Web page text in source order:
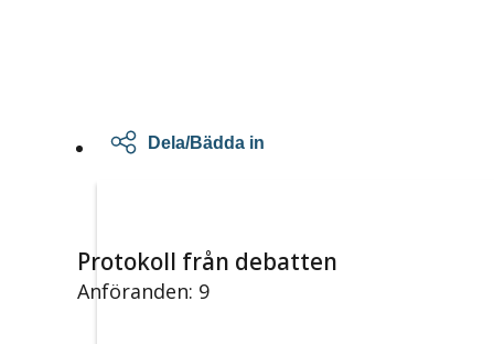
Dela/Bädda in
Protokoll från debatten
Anföranden: 9